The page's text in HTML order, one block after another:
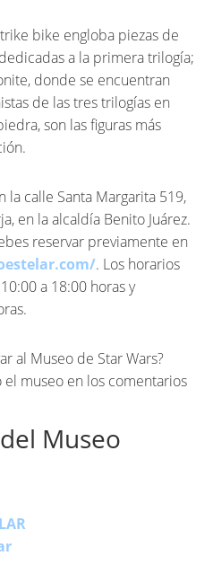
bike engloba piezas de
a la primera trilogía;
donde se encuentran
de las tres trilogías en
son las figuras más
la calle Santa Margarita 519,
en la alcaldía Benito Juárez.
reservar previamente en
. Los horarios
a 18:00 horas y
al Museo de Star Wars?
museo en los comentarios
Museo